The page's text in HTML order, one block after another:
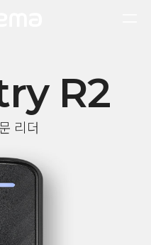
R2
리더